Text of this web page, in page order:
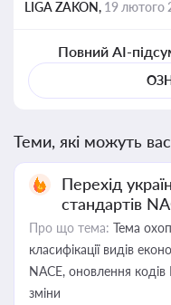
LIGA ZAKON, 19 лютого
Повний AI-
Теми, які можуть
Перехід
стандартів
Про що тема: Тема
класифікації видів
NACE, оновлення
зміни